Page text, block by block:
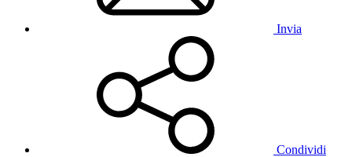
Invia
Condividi